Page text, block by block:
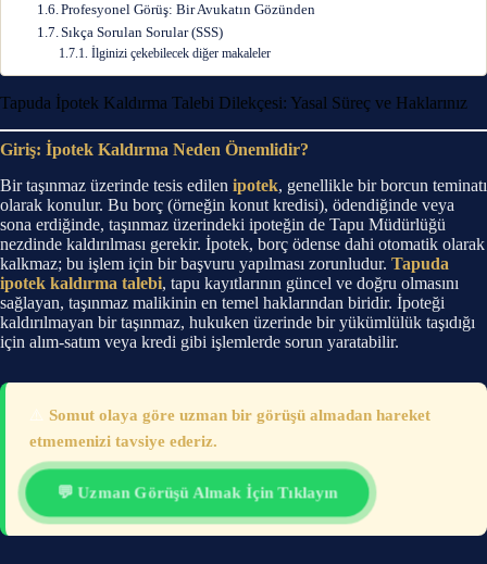
Profesyonel Görüş: Bir Avukatın Gözünden
Sıkça Sorulan Sorular (SSS)
İlginizi çekebilecek diğer makaleler
Tapuda İpotek Kaldırma Talebi Dilekçesi: Yasal Süreç ve Haklarınız
Giriş: İpotek Kaldırma Neden Önemlidir?
Bir taşınmaz üzerinde tesis edilen ipotek, genellikle bir borcun teminatı
olarak konulur. Bu borç (örneğin konut kredisi), ödendiğinde veya
sona erdiğinde, taşınmaz üzerindeki ipoteğin de Tapu Müdürlüğü
nezdinde kaldırılması gerekir. İpotek, borç ödense dahi otomatik olarak
kalkmaz; bu işlem için bir başvuru yapılması zorunludur. Tapuda
ipotek kaldırma talebi, tapu kayıtlarının güncel ve doğru olmasını
sağlayan, taşınmaz malikinin en temel haklarından biridir. İpoteği
kaldırılmayan bir taşınmaz, hukuken üzerinde bir yükümlülük taşıdığı
için alım-satım veya kredi gibi işlemlerde sorun yaratabilir.
⚠️ Somut olaya göre uzman bir görüşü almadan hareket
etmemenizi tavsiye ederiz.
💬 Uzman Görüşü Almak İçin Tıklayın